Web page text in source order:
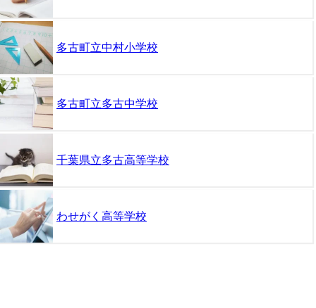
多古町立中村小学校
多古町立多古中学校
千葉県立多古高等学校
わせがく高等学校